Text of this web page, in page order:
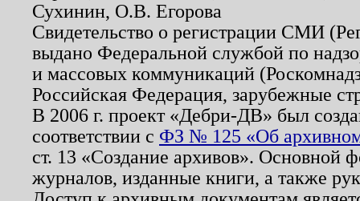
Сухинин, О.В. Егорова
Свидетельство о регистрации СМИ
выдано Федеральной службой по
и массовых коммуникаций
Российская Федерация, зарубежные
В 2006 г. проект «Дебри-ДВ» был
соответствии с ФЗ № 125 «Об
ст. 13 «Создание архивов». Основной
журналов, изданные книги, а также